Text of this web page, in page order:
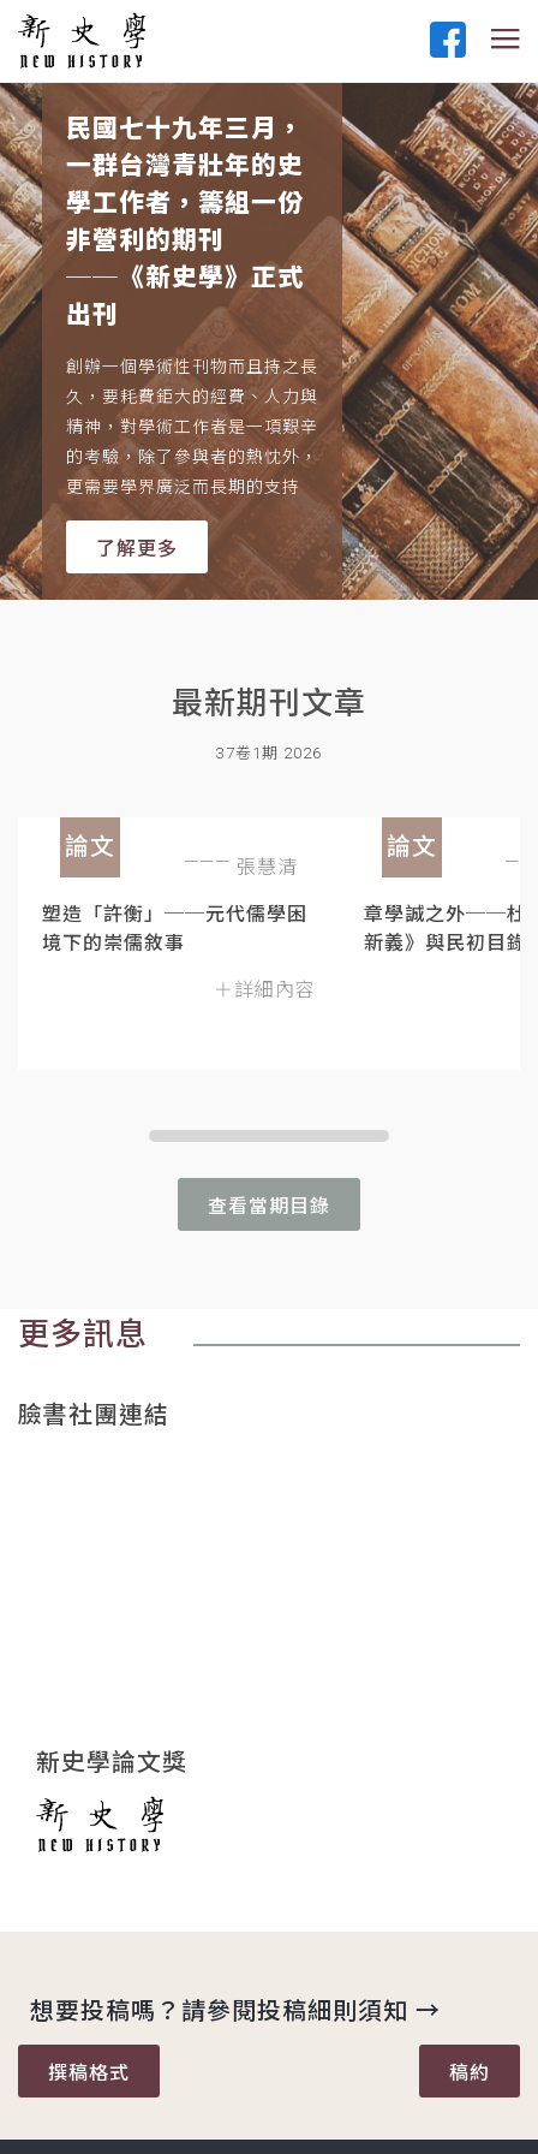
民國七十九年三月，
一群台灣青壯年的史
學工作者，籌組一份
非營利的期刊
──《新史學》正式
出刊
創辦一個學術性刊物而且持之長
久，要耗費鉅大的經費、人力與
精神，對學術工作者是一項艱辛
的考驗，除了參與者的熱忱外，
更需要學界廣泛而長期的支持
了解更多
最新期刊文章
37卷1期 2026
論文
張慧清
塑造「許衡」──元代儒學困
境下的崇儒敘事
＋詳細內容
論文
章學誠之外──杜
新義》與民初目錄
查看當期目錄
更多訊息
臉書社團連結
新史學論文獎
想要投稿嗎？請參閱投稿細則須知 →
撰稿格式 稿約